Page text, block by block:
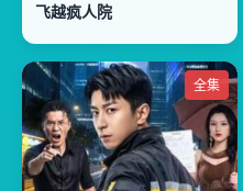
飞越疯人院
全集